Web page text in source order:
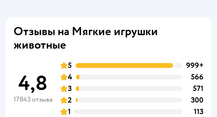
Отзывы на Мягкие игрушки
животные
4,8
17843 отзыва
5
999+
4
566
3
571
2
300
1
113